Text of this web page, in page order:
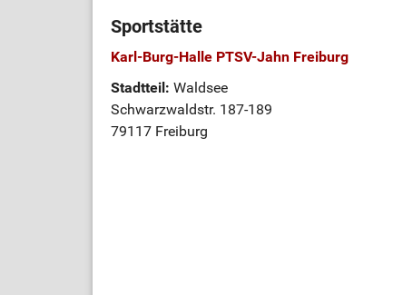
Sportstätte
Karl-Burg-Halle PTSV-Jahn Freiburg
Stadtteil: Waldsee
Schwarzwaldstr. 187-189
79117 Freiburg